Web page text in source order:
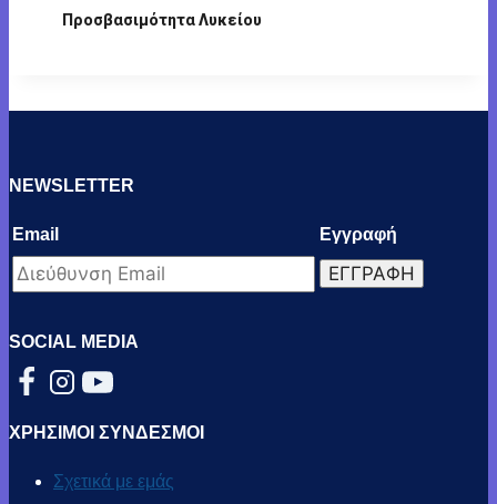
Προσβασιμότητα Λυκείου
NEWSLETTER
Email Εγγραφή
SOCIAL MEDIA
ΧΡΗΣΙΜΟΙ ΣΥΝΔΕΣΜΟΙ
Σχετικά με εμάς